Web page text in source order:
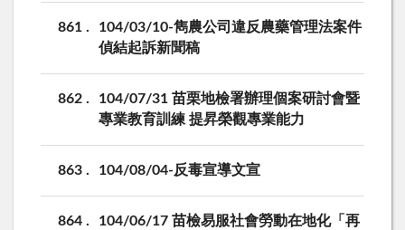
861
104/03/10-雋農公司違反農藥管理法案件
偵結起訴新聞稿
862
104/07/31 苗栗地檢署辦理個案研討會暨
專業教育訓練 提昇榮觀專業能力
863 104/08/04-反毒宣導文宣
864
104/06/17 苗檢易服社會勞動在地化「再